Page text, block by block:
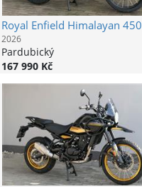
Royal Enfield Himalayan 450
2026
Pardubický
167 990 Kč